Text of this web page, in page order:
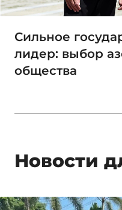
Сильное
лидер: выбор
общества
Новости